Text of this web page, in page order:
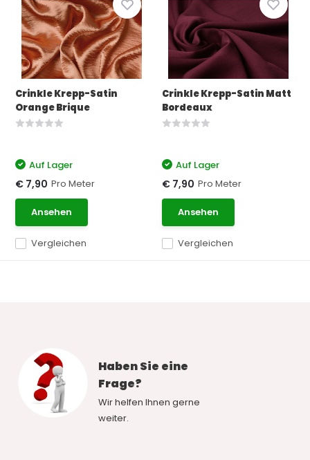
Crinkle Krepp-Satin
Orange Brique
Vergleichen
Auf Lager
€ 7,90 Pro Meter
Ansehen
Crinkle Krepp-Satin Matt
Bordeaux
Vergleichen
Auf Lager
€ 7,90 Pro Meter
Ansehen
Haben Sie eine
Frage?
Wir helfen Ihnen gerne
weiter.